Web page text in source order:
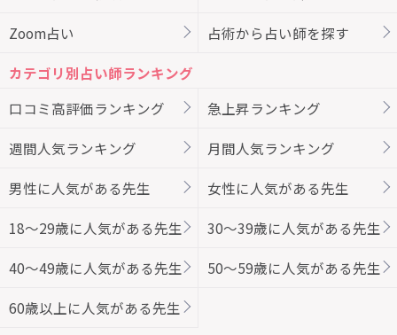
Zoom占い 占術から占い師を探す
カテゴリ別占い師ランキング
口コミ高評価ランキング
急上昇ランキング
週間人気ランキング 月間人気ランキング
男性に人気がある先生 女性に人気がある先生
18～29歳に人気がある先生 30～39歳に人気がある先生
40～49歳に人気がある先生 50～59歳に人気がある先生
60歳以上に人気がある先生